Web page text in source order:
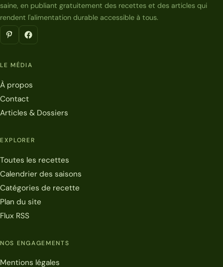
saine, en publiant gratuitement des recettes et des articles qui
rendent l'alimentation durable accessible à tous.
LE MÉDIA
À propos
Contact
Articles & Dossiers
EXPLORER
Toutes les recettes
Calendrier des saisons
Catégories de recette
Plan du site
Flux RSS
NOS ENGAGEMENTS
Mentions légales